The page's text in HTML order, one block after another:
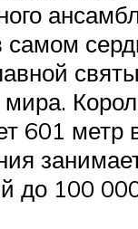
мира.
601 метр
100 000